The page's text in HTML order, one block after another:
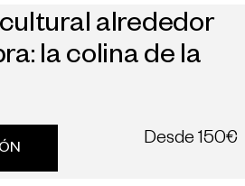
alrededor
la colina de la
Desde 150€